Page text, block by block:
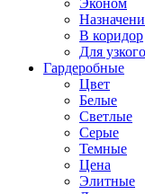
Эконом
В коридор
Для
Гардеробные
Цвет
Белые
Светлые
Серые
Темные
Цена
Элитные